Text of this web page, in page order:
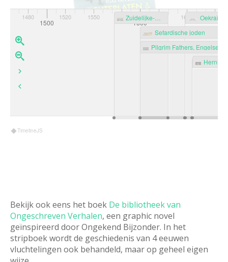
Bekijk ook eens het boek De bibliotheek van
Ongeschreven Verhalen, een graphic novel
geïnspireerd door Ongekend Bijzonder. In het
stripboek wordt de geschiedenis van 4 eeuwen
vluchtelingen ook behandeld, maar op geheel eigen